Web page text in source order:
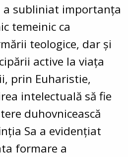
a subliniat importanța
temeinic ca
teologice, dar și
active la viața
prin Euharistie,
intelectuală să fie
duhovnicească
Sa a evidențiat
formare a